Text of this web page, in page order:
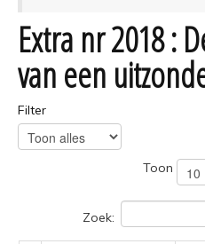
Extra nr 2018 :
van een
Filter
Toon
Zoek: